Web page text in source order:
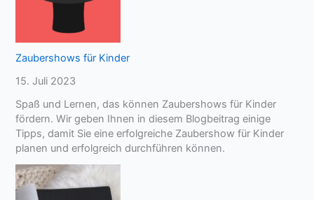
Zaubershows für Kinder
15. Juli 2023
Spaß und Lernen, das können Zaubershows für Kinder
fördern. Wir geben Ihnen in diesem Blogbeitrag einige
Tipps, damit Sie eine erfolgreiche Zaubershow für Kinder
planen und erfolgreich durchführen können.